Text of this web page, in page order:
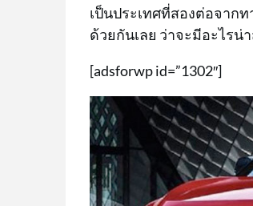
เป็นประเทศที่สองต่อจาก
ด้วยกันเลย ว่าจะมีอะไรน่
[adsforwp id=”1302″]